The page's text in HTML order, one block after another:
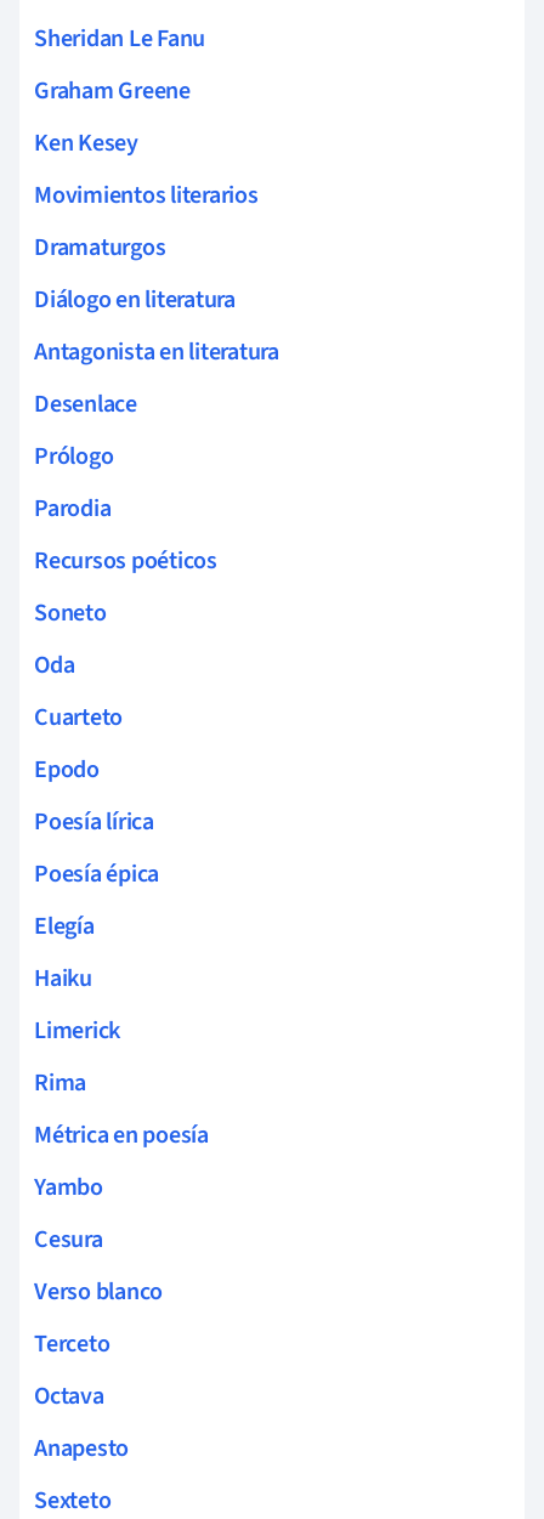
Sheridan Le Fanu
Graham Greene
Ken Kesey
Movimientos literarios
Dramaturgos
Diálogo en literatura
Antagonista en literatura
Desenlace
Prólogo
Parodia
Recursos poéticos
Soneto
Oda
Cuarteto
Epodo
Poesía lírica
Poesía épica
Elegía
Haiku
Limerick
Rima
Métrica en poesía
Yambo
Cesura
Verso blanco
Terceto
Octava
Anapesto
Sexteto